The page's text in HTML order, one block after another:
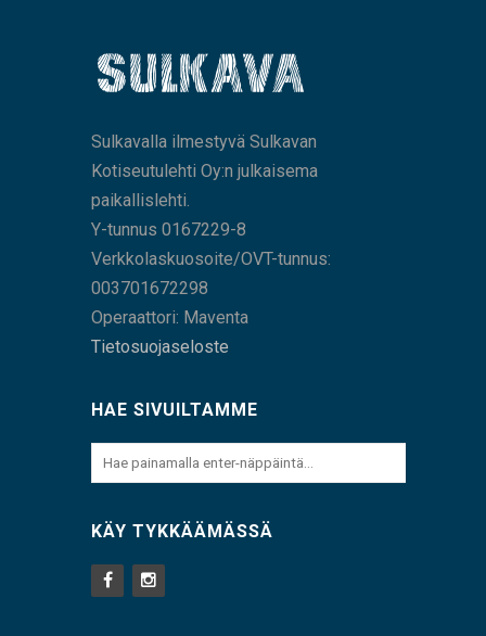
Sulkavalla ilmestyvä Sulkavan
Kotiseutulehti Oy:n julkaisema
paikallislehti.
Y-tunnus 0167229-8
Verkkolaskuosoite/OVT-tunnus:
003701672298
Operaattori: Maventa
Tietosuojaseloste
HAE SIVUILTAMME
KÄY TYKKÄÄMÄSSÄ